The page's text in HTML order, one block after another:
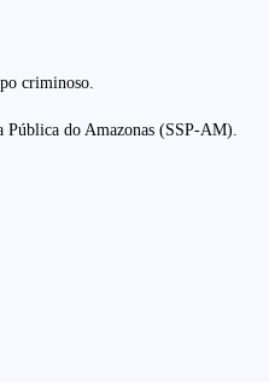
criminoso.
do Amazonas (SSP-AM).